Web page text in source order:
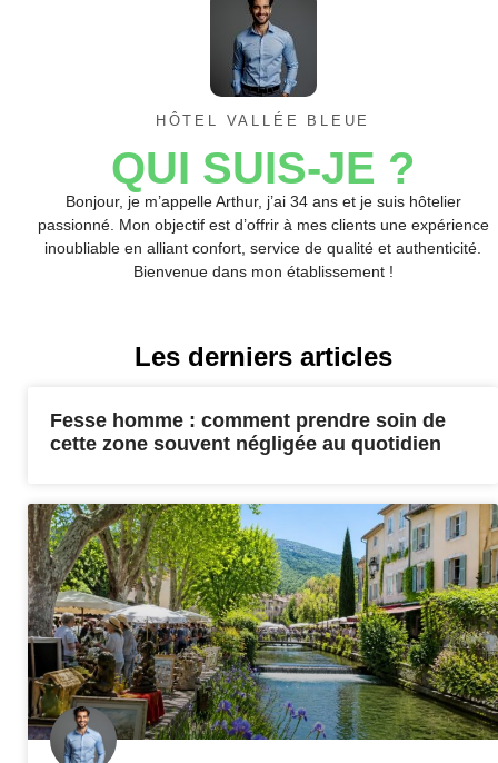
HÔTEL VALLÉE BLEUE
QUI SUIS-JE ?
Bonjour, je m’appelle Arthur, j’ai 34 ans et je suis hôtelier
passionné. Mon objectif est d’offrir à mes clients une expérience
inoubliable en alliant confort, service de qualité et authenticité.
Bienvenue dans mon établissement !
Les derniers articles
Fesse homme : comment prendre soin de
cette zone souvent négligée au quotidien